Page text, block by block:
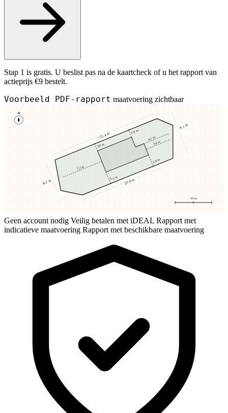
Stap 1 is gratis. U beslist pas na de kaartcheck of u het rapport van
actieprijs €9 bestelt.
Voorbeeld PDF-rapport maatvoering zichtbaar
N
10 m
3,8 m
3,8 m
5,1 m
2,9 m
7,2 m
3,4 m
4,1 m
25,4 m
23,8 m
8,2 m
9,1 m
Geen account nodig Veilig betalen met iDEAL Rapport met
indicatieve maatvoering Rapport met beschikbare maatvoering